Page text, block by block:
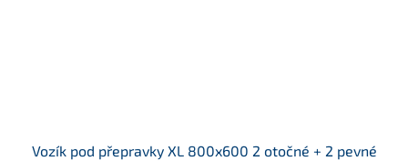
Vozík pod přepravky XL 800x600 2 otočné + 2 pevné